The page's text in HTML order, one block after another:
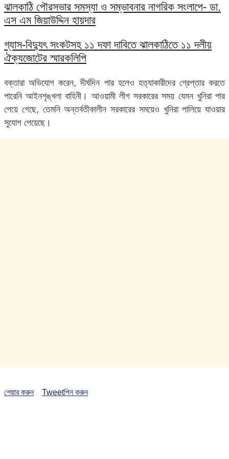
ঝালকাঠি পৌরসভার সমস্যা ও সম্ভাবনার নাগরিক সংলাপে- ডা.
এস এম জিয়াউদ্দিন হায়দার
গ্যাস-বিদ্যুৎ সংকটসহ ১১ দফা দাবিতে ঝালকাঠিতে ১১ দলীয়
ঐক্যজোটের স্মারকলিপি
বক্তারা অভিযোগ করেন, দীর্ঘদিন পার হলেও হত্যাকারীদের গ্রেপ্তার করতে
পারেনি আইনশৃঙ্খলা বাহিনী। আওয়ামী লীগ সরকারের সময় যেমন খুনিরা পার
পেয়ে গেছে, তেমনি অন্তর্বতীকালীন সরকারের সময়েও খুনিরা পালিয়ে যাওয়ার
সুযোগ পেয়েছে।
শেয়ার করুন Tweetপিন করুন